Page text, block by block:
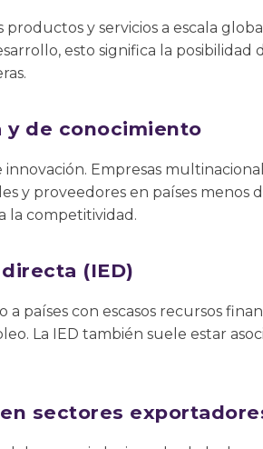
productos y servicios a escala
esto significa la
y de conocimiento
innovación. Empresas
y proveedores en países menos
la competitividad.
(IED)
a países con escasos recursos
La IED también suele estar
sectores